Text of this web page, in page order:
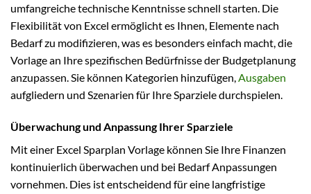
umfangreiche technische Kenntnisse schnell starten. Die
Flexibilität von Excel ermöglicht es Ihnen, Elemente nach
Bedarf zu modifizieren, was es besonders einfach macht, die
Vorlage an Ihre spezifischen Bedürfnisse der Budgetplanung
anzupassen. Sie können Kategorien hinzufügen,Ausgaben
aufgliedern und Szenarien für Ihre Sparziele durchspielen.
Überwachung und Anpassung Ihrer Sparziele
Mit einer Excel Sparplan Vorlage können Sie Ihre Finanzen
kontinuierlich überwachen und bei Bedarf Anpassungen
vornehmen. Dies ist entscheidend für eine langfristige